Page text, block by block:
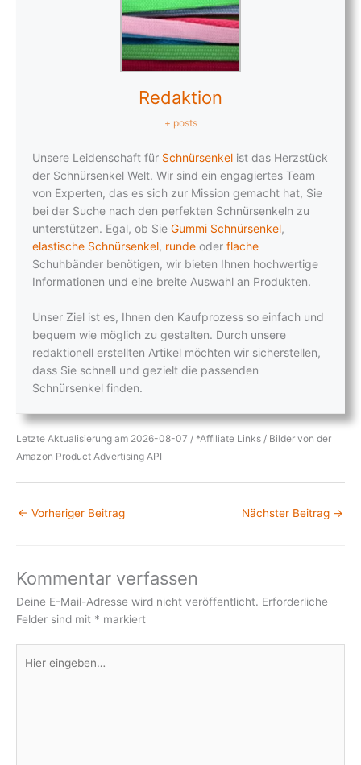
Redaktion
+ posts
Unsere Leidenschaft für Schnürsenkel ist das Herzstück
der Schnürsenkel Welt. Wir sind ein engagiertes Team
von Experten, das es sich zur Mission gemacht hat, Sie
bei der Suche nach den perfekten Schnürsenkeln zu
unterstützen. Egal, ob Sie Gummi Schnürsenkel,
elastische Schnürsenkel, runde oder flache
Schuhbänder benötigen, wir bieten Ihnen hochwertige
Informationen und eine breite Auswahl an Produkten.
Unser Ziel ist es, Ihnen den Kaufprozess so einfach und
bequem wie möglich zu gestalten. Durch unsere
redaktionell erstellten Artikel möchten wir sicherstellen,
dass Sie schnell und gezielt die passenden
Schnürsenkel finden.
Letzte Aktualisierung am 2026-08-07 / *Affiliate Links / Bilder von der
Amazon Product Advertising API
← Vorheriger Beitrag Nächster Beitrag →
Kommentar verfassen
Deine E-Mail-Adresse wird nicht veröffentlicht. Erforderliche
Felder sind mit * markiert
eingeben…